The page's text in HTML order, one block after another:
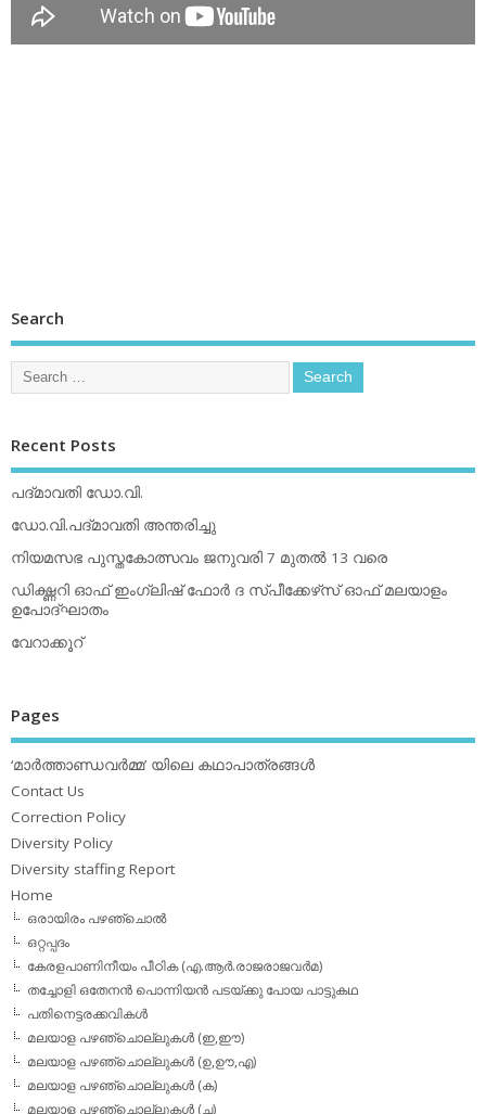
Search
Recent Posts
പദ്മാവതി ഡോ.വി.
ഡോ.വി.പദ്മാവതി അന്തരിച്ചു
നിയമസഭ പുസ്തകോത്സവം ജനുവരി 7 മുതല്‍ 13 വരെ
ഡിക്ഷ്ണറി ഓഫ് ഇംഗ്ലിഷ് ഫോര്‍ ദ സ്പീക്കേഴ്‌സ് ഓഫ് മലയാളം
ഉപോദ്ഘാതം
വേറാക്കൂറ്
Pages
‘മാര്‍ത്താണ്ഡവര്‍മ്മ’ യിലെ കഥാപാത്രങ്ങള്‍
Contact Us
Correction Policy
Diversity Policy
Diversity staffing Report
Home
ഒരായിരം പഴഞ്ചൊല്‍
ഒറ്റപ്പദം
കേരളപാണിനീയം പീഠിക (എ.ആര്‍.രാജരാജവര്‍മ)
തച്ചോളി ഒതേനൻ പൊന്നിയൻ പടയ്‌ക്കു പോയ പാട്ടുകഥ
പതിനെട്ടരക്കവികള്‍
മലയാള പഴഞ്ചൊല്ലുകള്‍ (ഇ,ഈ)
മലയാള പഴഞ്ചൊല്ലുകള്‍ (ഉ,ഊ,എ)
മലയാള പഴഞ്ചൊല്ലുകള്‍ (ക)
മലയാള പഴഞ്ചൊല്ലുകള്‍ (ച)